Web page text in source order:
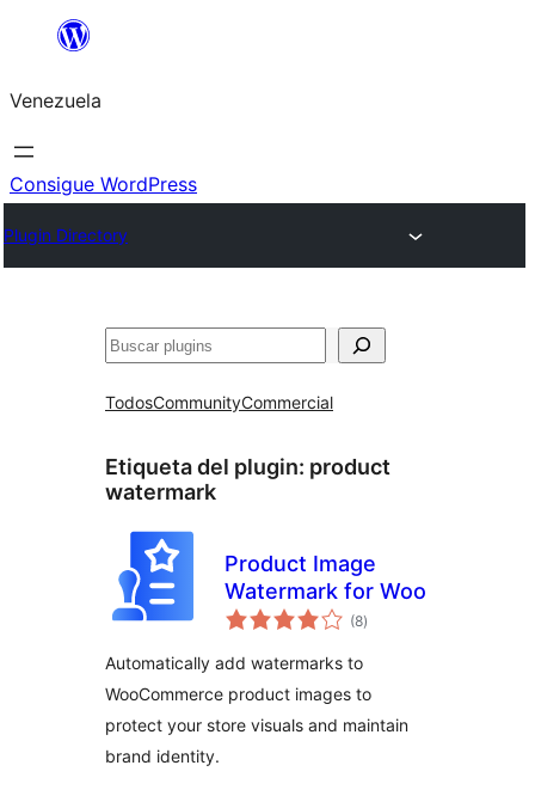
Saltar
contenido
Venezuela
Consigue WordPress
Plugin Directory
Buscar
TodosCommunityCommercial
Etiqueta del plugin: product
watermark
Product Image
Watermark for Woo
(8total
de
)
Automatically add watermarks to
WooCommerce product images to
protect your store visuals and maintain
brand identity.